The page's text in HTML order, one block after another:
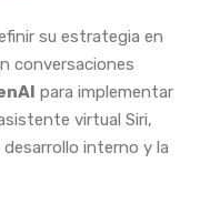
su estrategia en
conversaciones
para implementar
virtual Siri,
interno y la